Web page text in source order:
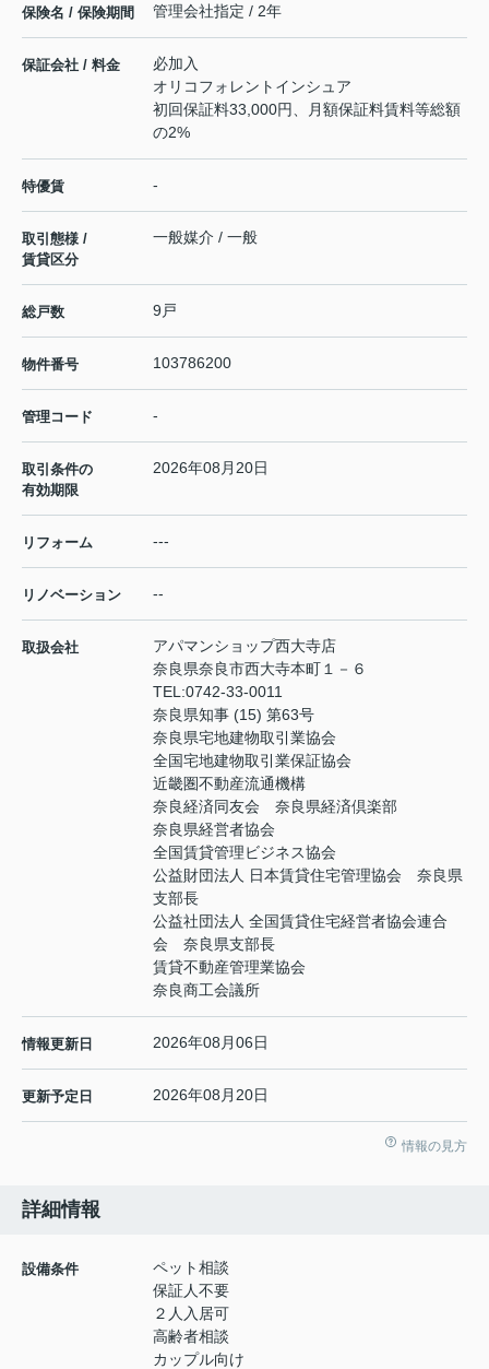
保険名 / 保険期間 管理会社指定 / 2年
保証会社 / 料金
必加入
オリコフォレントインシュア
初回保証料33,000円、月額保証料賃料等総額
の2%
特優賃 -
取引態様 /
賃貸区分
一般媒介 / 一般
総戸数 9戸
物件番号 103786200
管理コード -
取引条件の
有効期限
2026年08月20日
リフォーム ---
リノベーション --
取扱会社
アパマンショップ西大寺店
奈良県奈良市西大寺本町１－６
TEL:0742-33-0011
奈良県知事 (15) 第63号
奈良県宅地建物取引業協会
全国宅地建物取引業保証協会
近畿圏不動産流通機構
奈良経済同友会 奈良県経済倶楽部
奈良県経営者協会
全国賃貸管理ビジネス協会
公益財団法人 日本賃貸住宅管理協会 奈良県
支部長
公益社団法人 全国賃貸住宅経営者協会連合
会 奈良県支部長
賃貸不動産管理業協会
奈良商工会議所
情報更新日 2026年08月06日
更新予定日 2026年08月20日
情報の見方
詳細情報
設備条件
ペット相談
保証人不要
２人入居可
高齢者相談
カップル向け